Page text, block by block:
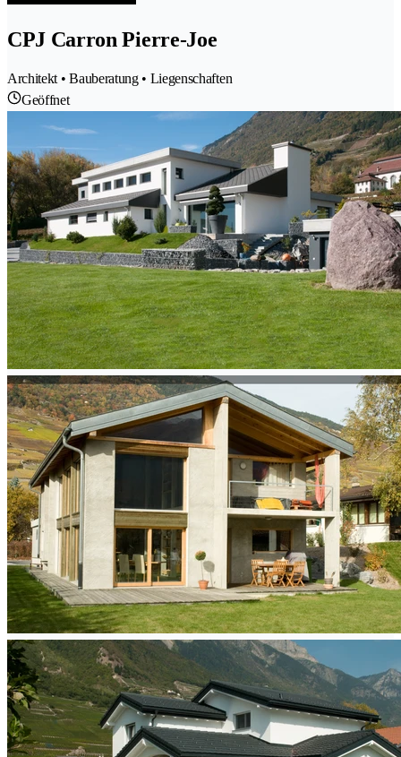
CPJ Carron Pierre-Joe
Architekt • Bauberatung • Liegenschaften
Geöffnet